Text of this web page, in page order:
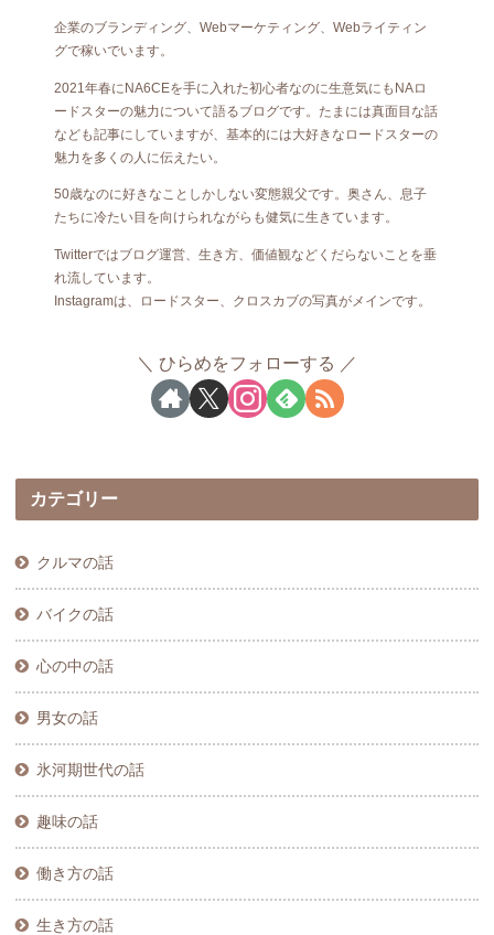
企業のブランディング、Webマーケティング、Webライティン
グで稼いでいます。
2021年春にNA6CEを手に入れた初心者なのに生意気にもNAロ
ードスターの魅力について語るブログです。たまには真面目な話
なども記事にしていますが、基本的には大好きなロードスターの
魅力を多くの人に伝えたい。
50歳なのに好きなことしかしない変態親父です。奥さん、息子
たちに冷たい目を向けられながらも健気に生きています。
Twitterではブログ運営、生き方、価値観などくだらないことを垂
れ流しています。
Instagramは、ロードスター、クロスカブの写真がメインです。
ひらめをフォローする
カテゴリー
クルマの話
バイクの話
心の中の話
男女の話
氷河期世代の話
趣味の話
働き方の話
生き方の話